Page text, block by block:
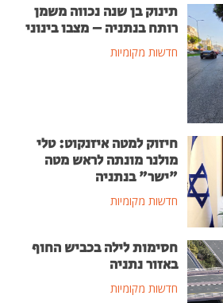
תינוק בן שנה נכווה משמן
רותח בנתניה – מצבו בינוני
חדשות מקומיות
חיזוק למטה איזנקוט: טלי
מולנר מונתה לראש מטה
"ישר" בנתניה
חדשות מקומיות
חסימות לילה בכביש החוף
באזור נתניה
חדשות מקומיות